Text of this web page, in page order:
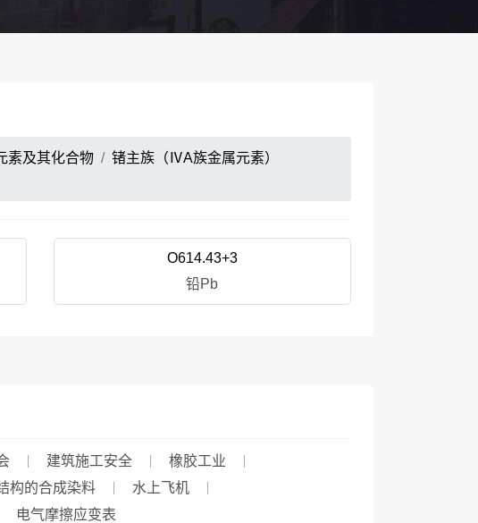
素及其化合物
锗主族（ⅣA族金属元素）
O614.43+3
铅Pb
建筑施工安全
橡胶工业
构的合成染料
水上飞机
电气摩擦应变表